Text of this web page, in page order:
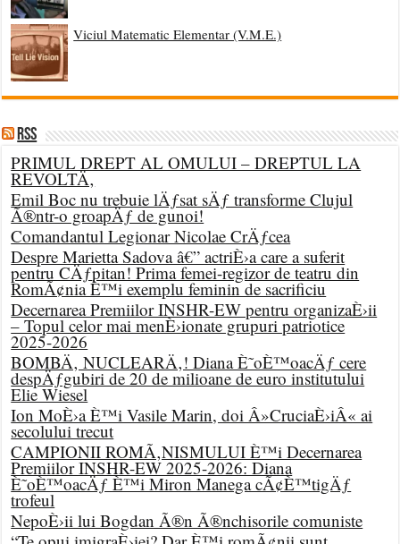
Viciul Matematic Elementar (V.M.E.)
RSS
PRIMUL DREPT AL OMULUI – DREPTUL LA
REVOLTÄ‚
Emil Boc nu trebuie lÄƒsat sÄƒ transforme Clujul
Ã®ntr-o groapÄƒ de gunoi!
Comandantul Legionar Nicolae CrÄƒcea
Despre Marietta Sadova â€” actriÈ›a care a suferit
pentru CÄƒpitan! Prima femei-regizor de teatru din
RomÃ¢nia È™i exemplu feminin de sacrificiu
Decernarea Premiilor INSHR-EW pentru organizaÈ›ii
– Topul celor mai menÈ›ionate grupuri patriotice
2025-2026
BOMBÄ‚ NUCLEARÄ‚! Diana È˜oÈ™oacÄƒ cere
despÄƒgubiri de 20 de milioane de euro institutului
Elie Wiesel
Ion MoÈ›a È™i Vasile Marin, doi Â»CruciaÈ›iÂ« ai
secolului trecut
CAMPIONII ROMÃ‚NISMULUI È™i Decernarea
Premiilor INSHR-EW 2025-2026: Diana
È˜oÈ™oacÄƒ È™i Miron Manega cÃ¢È™tigÄƒ
trofeul
NepoÈ›ii lui Bogdan Ã®n Ã®nchisorile comuniste